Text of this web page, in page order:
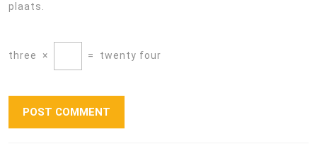
plaats.
three × = twenty four